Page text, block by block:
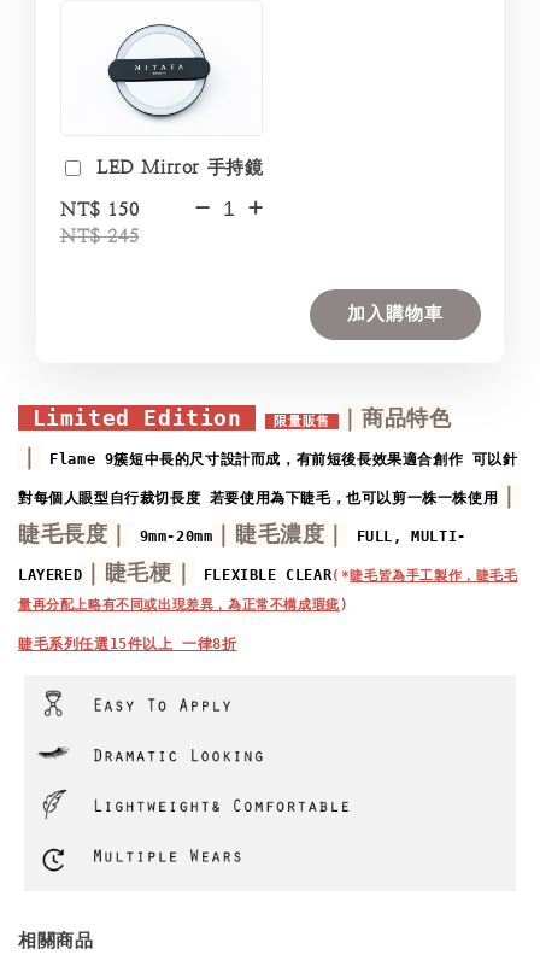
LED Mirror 手持鏡
NT$ 150
NT$ 245
- +
加入購物車
Limited Edition 限量販售
｜商品特色
Flame 9簇短中長的尺寸設計而成， 有前短後長效果適合創作 可以針
對每個人眼型自行裁切長度 若要使用為下睫毛，也可以剪一株一株使用
睫毛長度｜
9mm-20mm ｜睫毛濃度｜ FULL, MULTI-
LAYERED ｜睫毛梗｜ FLEXIBLE CLEAR(*睫毛皆為手工製作，睫毛毛
量再分配上略有不同或出現差異，為正常不構成瑕疵 )
睫毛系列任選15件以上 一律8折
相關商品